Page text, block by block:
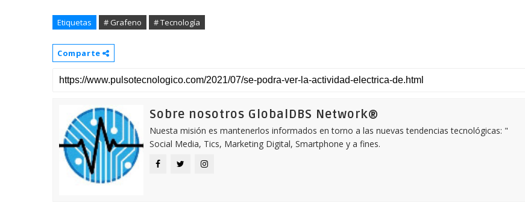
Etiquetas # Grafeno # Tecnología
Comparte
Sobre nosotros GlobalDBS Network®
Nuesta misión es mantenerlos informados en torno a las nuevas tendencias tecnológicas: "
Social Media, Tics, Marketing Digital, Smartphone y a fines.